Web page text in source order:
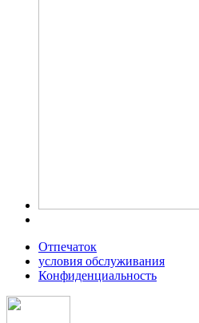
Oтпечаток
условия обслуживания
Конфиденциальность